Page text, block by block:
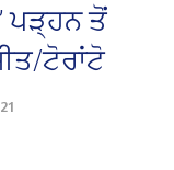
ਪੜ੍ਹਨ ਤੋਂ
ਟੋਰਾਂਟੋ